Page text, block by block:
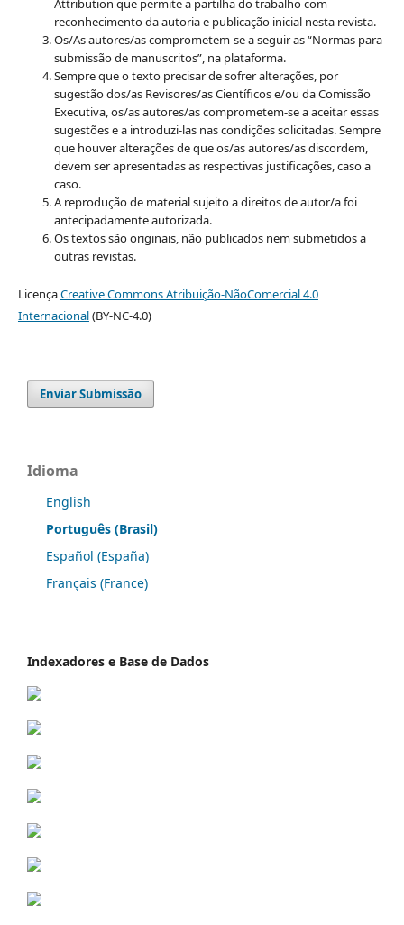
Attribution que permite a partilha do trabalho com
reconhecimento da autoria e publicação inicial nesta revista.
Os/As autores/as comprometem-se a seguir as “Normas para
submissão de manuscritos”, na plataforma.
Sempre que o texto precisar de sofrer alterações, por
sugestão dos/as Revisores/as Científicos e/ou da Comissão
Executiva, os/as autores/as comprometem-se a aceitar essas
sugestões e a introduzi-las nas condições solicitadas. Sempre
que houver alterações de que os/as autores/as discordem,
devem ser apresentadas as respectivas justificações, caso a
caso.
A reprodução de material sujeito a direitos de autor/a foi
antecipadamente autorizada.
Os textos são originais, não publicados nem submetidos a
outras revistas.
LicençaCreative Commons Atribuição-NãoComercial 4.0
Internacional(BY-NC-4.0)
Enviar Submissão
Idioma
English
Português (Brasil)
Español (España)
Français (France)
Indexadores e Base de Dados